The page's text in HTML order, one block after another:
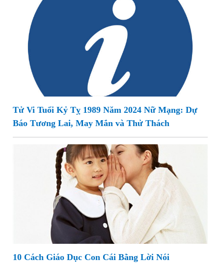
Tử Vi Tuổi Kỷ Tỵ 1989 Năm 2024 Nữ Mạng: Dự
Báo Tương Lai, May Mắn và Thử Thách
10 Cách Giáo Dục Con Cái Bằng Lời Nói